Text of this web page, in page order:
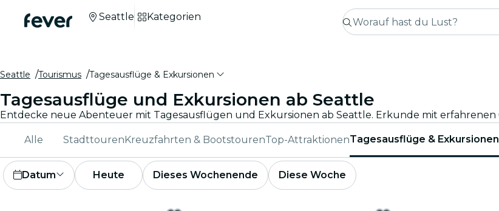
Seattle Kategorien
Seattle Tourismus Tagesausflüge & Exkursionen
Tagesausflüge und Exkursionen ab Seattle
Alle StadttourenKreuzfahrten & BootstourenTop-AttraktionenTagesausflüge & Exkursionen
Datum Heute Dieses Wochenende Diese Woche